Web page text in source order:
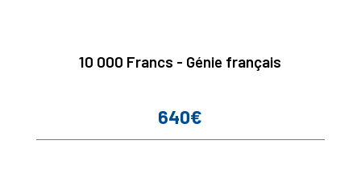
10 000 Francs - Génie français
Prix
640€